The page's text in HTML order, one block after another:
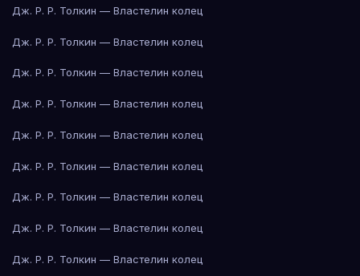
Дж. Р. Р. Толкин — Властелин колец
Дж. Р. Р. Толкин — Властелин колец
Дж. Р. Р. Толкин — Властелин колец
Дж. Р. Р. Толкин — Властелин колец
Дж. Р. Р. Толкин — Властелин колец
Дж. Р. Р. Толкин — Властелин колец
Дж. Р. Р. Толкин — Властелин колец
Дж. Р. Р. Толкин — Властелин колец
Дж. Р. Р. Толкин — Властелин колец